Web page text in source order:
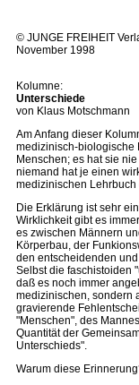
© JUNGE FREIHEIT
November 1998
Kolumne:
Unterschiede
von Klaus Motschmann
Am Anfang dieser
medizinisch-biologische
Menschen; es hat sie
niemand hat je einen
medizinischen
Die Erklärung ist sehr
Wirklichkeit gibt es
es zwischen Männern
Körperbau, der
den entscheidenden
Selbst die faschistoiden
daß es noch immer
medizinischen, sondern
gravierende
"Menschen", des
Quantität der
Unterschieds".
Warum diese